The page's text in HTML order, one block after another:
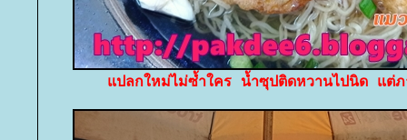
ปลกใหม่ไม่ซ้ำใคร น้ำซุปติดหวานไปนิด แต่ภ